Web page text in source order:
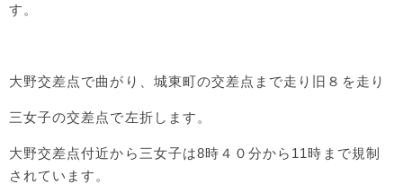
す。
大野交差点で曲がり、城東町の交差点まで走り旧８を走り
三女子の交差点で左折します。
大野交差点付近から三女子は8時４０分から11時まで規制
されています。